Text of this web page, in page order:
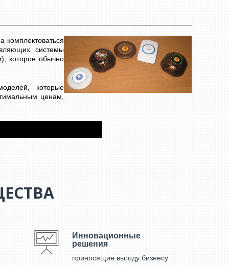
комплектоваться
системы
которое обычно
которые
ценам,
Инновационные
решения
приносящие выгоду бизнесу